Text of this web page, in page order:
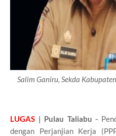
Salim Ganiru, Sekda
LUGAS | Pulau Taliabu -
dengan Perjanjian Kerja